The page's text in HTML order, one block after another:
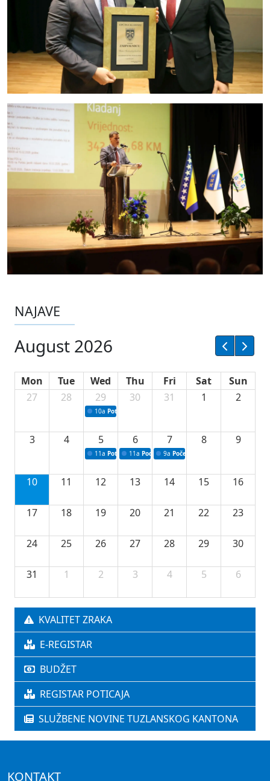
NAJAVE
August 2026
Mon Tue Wed Thu Fri Sat
Sun
27
28 29
10a Potpisivanje ugovora sa neprofitnim
30 31 1 2
3 4 5
11a Potpisivanje ugovora o stipendijama za
6
11a Podrška razvoju vodne infrastrukture u
7
9a Početak izgradnje nove
8 9
10 11 12 13 14 15 16
17 18 19 20 21 22 23
24 25 26 27 28 29 30
31 1 2 3 4 5 6
KVALITET ZRAKA
E-REGISTAR
BUDŽET
REGISTAR POTICAJA
SLUŽBENE NOVINE TUZLANSKOG KANTONA
KONTAKT